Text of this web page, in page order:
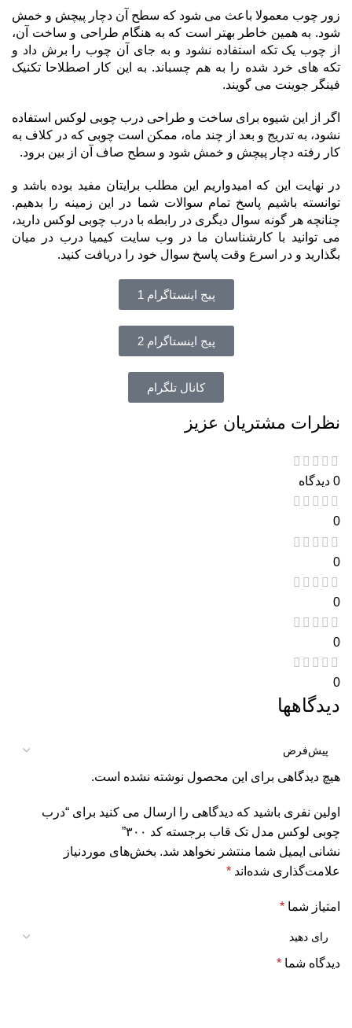
زور چوب معمولا باعث می شود که سطح آن دچار پیچش و خمش
شود. به همین خاطر بهتر است که به هنگام طراحی و ساخت آن،
از چوب یک تکه استفاده نشود و به جای آن چوب را برش داد و
تکه های خرد شده را به هم چسباند. به این کار اصطلاحا تکنیک
فینگر جوینت می گویند.
اگر از این شیوه برای ساخت و طراحی درب چوبی لوکس استفاده
نشود، به تدریج و بعد از چند ماه، ممکن است چوبی که در کلاف به
کار رفته دچار پیچش و خمش شود و سطح صاف آن از بین برود.
در نهایت این که امیدواریم این مطلب برایتان مفید بوده باشد و
توانسته باشیم پاسخ تمام سوالات شما در این زمینه را بدهیم.
چنانچه هر گونه سوال دیگری در رابطه با درب چوبی لوکس دارید،
می توانید با کارشناسان ما در وب سایت کیمیا درب در میان
بگذارید و در اسرع وقت پاسخ سوال خود را دریافت کنید.
پیج اینستاگرام 1
پیج اینستاگرام 2
کانال تلگرام
نظرات مشتریان عزیز
0 دیدگاه
0
0
0
0
0
دیدگاهها
هیچ دیدگاهی برای این محصول نوشته نشده است.
اولین نفری باشید که دیدگاهی را ارسال می کنید برای “درب
چوبی لوکس مدل تک قاب برجسته کد ۳۰۰”
نشانی ایمیل شما منتشر نخواهد شد. بخش‌های موردنیاز
علامت‌گذاری شده‌اند *
امتیاز شما *
دیدگاه شما *